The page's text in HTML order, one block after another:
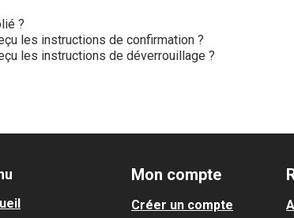
?
les instructions de confirmation ?
les instructions de déverrouillage ?
Mon compte
Créer un compte